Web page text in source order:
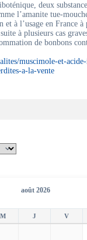
deux
l’amanite tue-
et à l’usage en France
à plusieurs cas
de bonbons
muscimole-et-
a-la-vente
août 2026